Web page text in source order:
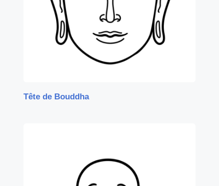
Tête de Bouddha